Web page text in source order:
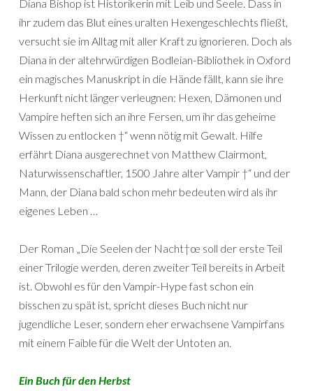
Diana Bishop ist Historikerin mit Leib und Seele. Dass in
ihr zudem das Blut eines uralten Hexengeschlechts fließt,
versucht sie im Alltag mit aller Kraft zu ignorieren. Doch als
Diana in der altehrwürdigen Bodleian-Bibliothek in Oxford
ein magisches Manuskript in die Hände fällt, kann sie ihre
Herkunft nicht länger verleugnen: Hexen, Dämonen und
Vampire heften sich an ihre Fersen, um ihr das geheime
Wissen zu entlocken †“ wenn nötig mit Gewalt. Hilfe
erfährt Diana ausgerechnet von Matthew Clairmont,
Naturwissenschaftler, 1500 Jahre alter Vampir †“ und der
Mann, der Diana bald schon mehr bedeuten wird als ihr
eigenes Leben …
Der Roman „Die Seelen der Nacht†œ soll der erste Teil
einer Trilogie werden, deren zweiter Teil bereits in Arbeit
ist. Obwohl es für den Vampir-Hype fast schon ein
bisschen zu spät ist, spricht dieses Buch nicht nur
jugendliche Leser, sondern eher erwachsene Vampirfans
mit einem Faible für die Welt der Untoten an.
Ein Buch für den Herbst